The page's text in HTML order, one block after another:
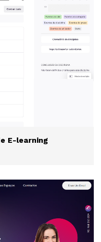
E-learning